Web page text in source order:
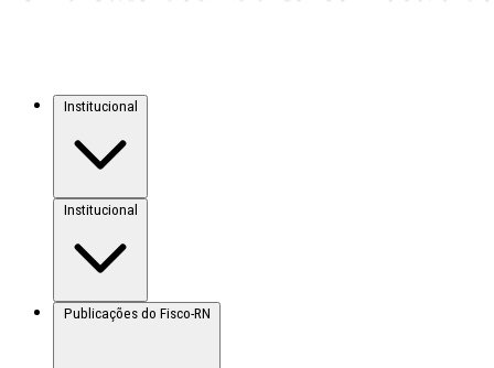
Institucional
Institucional
Publicações do Fisco-RN